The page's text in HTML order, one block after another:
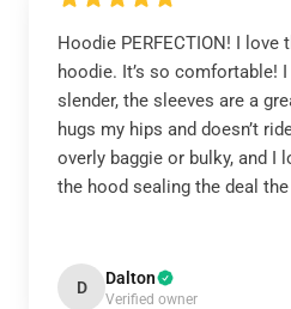
Hoodie PERFECTION! I
hoodie. It’s so comfortable!
slender, the sleeves are a
hugs my hips and doesn’t
overly baggie or bulky, and I
the hood sealing the deal the
D Dalton
Verified owner